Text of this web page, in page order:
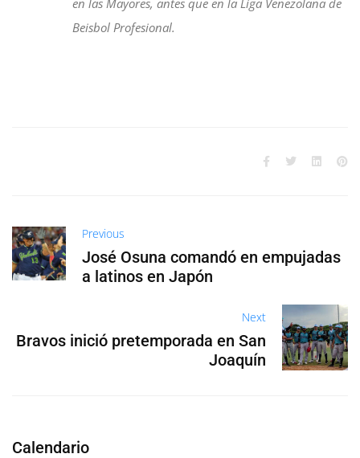
Beisbol Profesional.
Previous
José Osuna comandó en empujadas
a latinos en Japón
Next
Bravos inició pretemporada en San
Joaquín
Calendario